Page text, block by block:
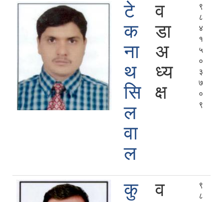
टे
क
ना
थ
सि
ल
वा
ल
व
डा
अ
ध्य
क्ष
९
८
४
१
५
०
३
७
०
९
कु
व
९
८